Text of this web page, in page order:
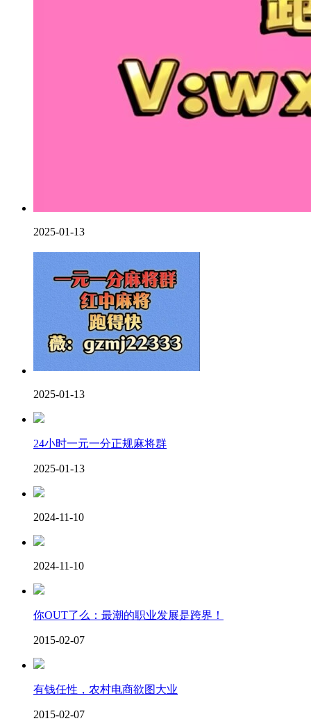
2025-01-13
2025-01-13
24小时一元一分正规麻将群
2025-01-13
2024-11-10
2024-11-10
你OUT了么：最潮的职业发展是跨界！
2015-02-07
有钱任性，农村电商欲图大业
2015-02-07